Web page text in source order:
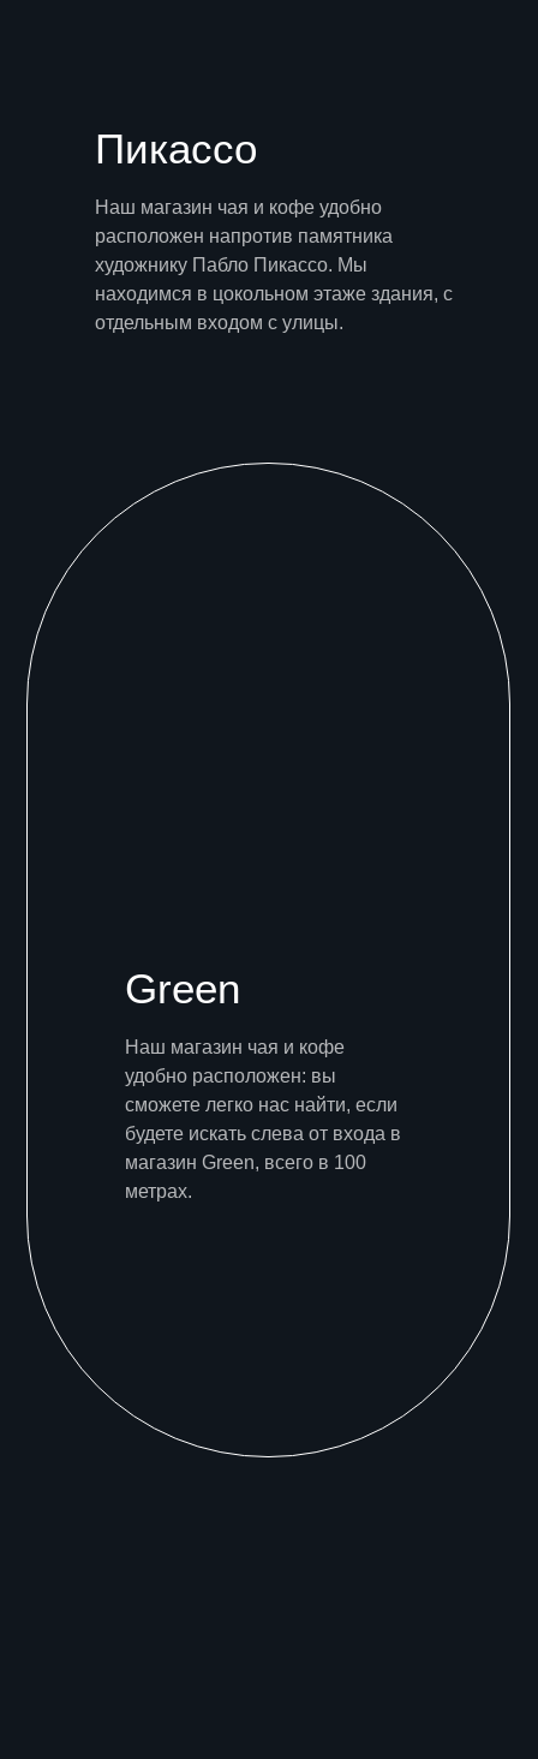
Наш магазин чая и кофе удобно
расположен напротив памятника
художнику Пабло Пикассо. Мы
находимся в цокольном этаже здания, с
отдельным входом с улицы.
Пикассо
Наш магазин чая и кофе
удобно расположен: вы
сможете легко нас найти, если
будете искать слева от входа в
магазин Green, всего в 100
метрах.
Green